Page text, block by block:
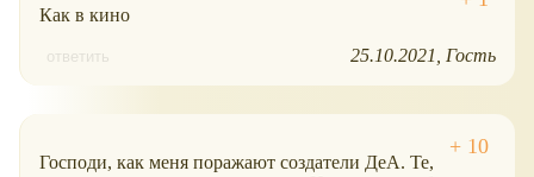
Как в кино
ответить 25.10.2021 Гость
Господи, как меня поражают создатели ДеА. Те,